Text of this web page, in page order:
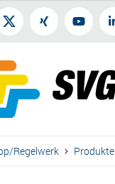
Regelwerk Produkte